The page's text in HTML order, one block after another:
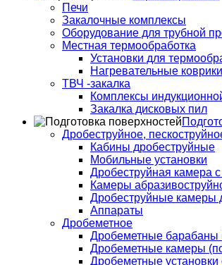
Печи
Закалочные комплексы
Оборудование для трубной
Местная термообработка
Установки для
Нагревательные коврики
ТВЧ -закалка
Комплексы
Закалка дисковых пил
Дробеструйное,
Кабины дробеструйные
Мобильные установки
Дробеструйная камера
Камеры
Дробеструйные камеры
Аппараты
Дробеметное
Дробеметные барабаны
Дробеметные камеры
Дробеметные установки